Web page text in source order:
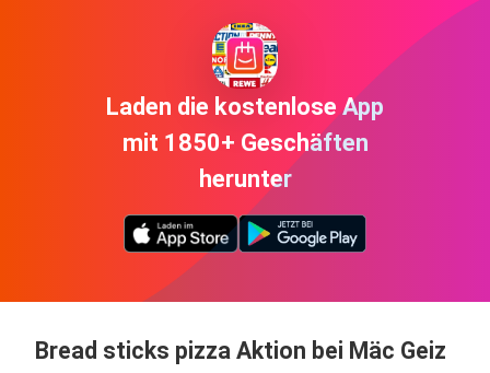
Laden die kostenlose App
mit 1850+ Geschäften
herunter
Bread sticks pizza Aktion bei Mäc Geiz